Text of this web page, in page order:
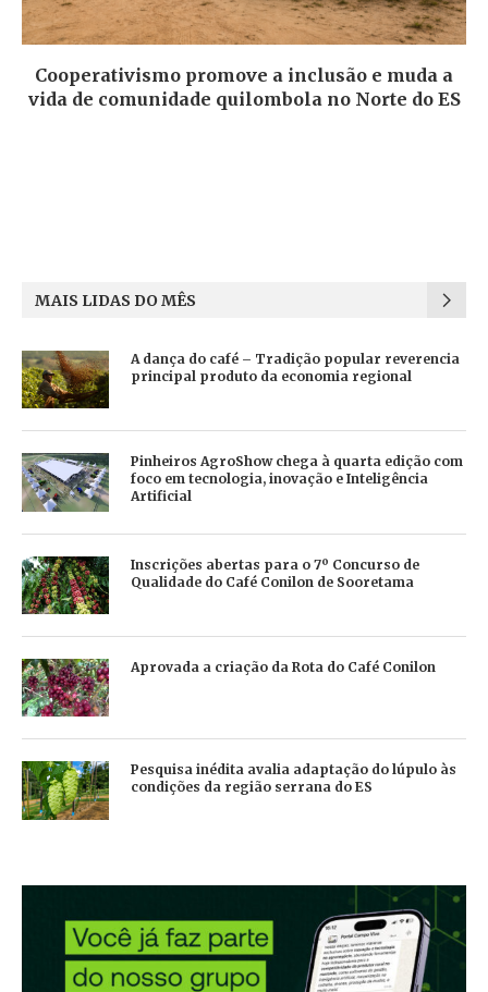
Cooperativismo promove a inclusão e muda a
vida de comunidade quilombola no Norte do ES
MAIS LIDAS DO MÊS
A dança do café – Tradição popular reverencia
principal produto da economia regional
Pinheiros AgroShow chega à quarta edição com
foco em tecnologia, inovação e Inteligência
Artificial
Inscrições abertas para o 7º Concurso de
Qualidade do Café Conilon de Sooretama
Aprovada a criação da Rota do Café Conilon
Pesquisa inédita avalia adaptação do lúpulo às
condições da região serrana do ES